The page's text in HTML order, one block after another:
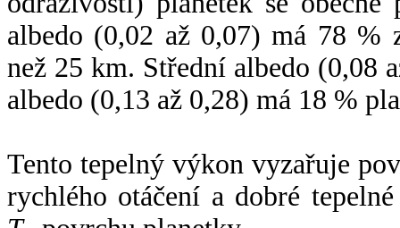
albedo (0,02 až 0,07) má 78 %
než 25 km. Střední albedo (0,08
albedo (0,13 až 0,28) má 18 %
Tento tepelný výkon vyzařuje
rychlého otáčení a dobré